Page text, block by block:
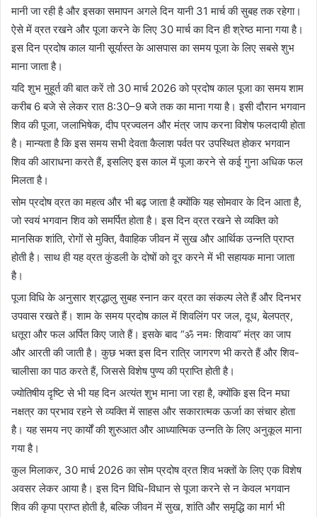
मानी जा रही है और इसका समापन अगले दिन यानी 31 मार्च की सुबह तक रहेगा।
ऐसे में व्रत रखने और पूजा करने के लिए 30 मार्च का दिन ही श्रेष्ठ माना गया है।
इस दिन प्रदोष काल यानी सूर्यास्त के आसपास का समय पूजा के लिए सबसे शुभ
माना जाता है।
यदि शुभ मुहूर्त की बात करें तो 30 मार्च 2026 को प्रदोष काल पूजा का समय शाम
करीब 6 बजे से लेकर रात 8:30–9 बजे तक का माना गया है। इसी दौरान भगवान
शिव की पूजा, जलाभिषेक, दीप प्रज्वलन और मंत्र जाप करना विशेष फलदायी होता
है। मान्यता है कि इस समय सभी देवता कैलाश पर्वत पर उपस्थित होकर भगवान
शिव की आराधना करते हैं, इसलिए इस काल में पूजा करने से कई गुना अधिक फल
मिलता है।
सोम प्रदोष व्रत का महत्व और भी बढ़ जाता है क्योंकि यह सोमवार के दिन आता है,
जो स्वयं भगवान शिव को समर्पित होता है। इस दिन व्रत रखने से व्यक्ति को
मानसिक शांति, रोगों से मुक्ति, वैवाहिक जीवन में सुख और आर्थिक उन्नति प्राप्त
होती है। साथ ही यह व्रत कुंडली के दोषों को दूर करने में भी सहायक माना जाता
है।
पूजा विधि के अनुसार श्रद्धालु सुबह स्नान कर व्रत का संकल्प लेते हैं और दिनभर
उपवास रखते हैं। शाम के समय प्रदोष काल में शिवलिंग पर जल, दूध, बेलपत्र,
धतूरा और फल अर्पित किए जाते हैं। इसके बाद “ॐ नमः शिवाय” मंत्र का जाप
और आरती की जाती है। कुछ भक्त इस दिन रात्रि जागरण भी करते हैं और शिव-
चालीसा का पाठ करते हैं, जिससे विशेष पुण्य की प्राप्ति होती है।
ज्योतिषीय दृष्टि से भी यह दिन अत्यंत शुभ माना जा रहा है, क्योंकि इस दिन मघा
नक्षत्र का प्रभाव रहने से व्यक्ति में साहस और सकारात्मक ऊर्जा का संचार होता
है। यह समय नए कार्यों की शुरुआत और आध्यात्मिक उन्नति के लिए अनुकूल माना
गया है।
कुल मिलाकर, 30 मार्च 2026 का सोम प्रदोष व्रत शिव भक्तों के लिए एक विशेष
अवसर लेकर आया है। इस दिन विधि-विधान से पूजा करने से न केवल भगवान
शिव की कृपा प्राप्त होती है, बल्कि जीवन में सुख, शांति और समृद्धि का मार्ग भी